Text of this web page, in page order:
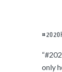
only